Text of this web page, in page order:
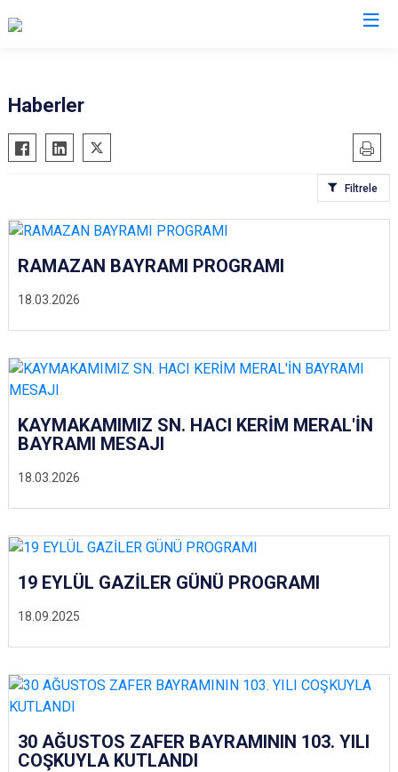
Tillo
Baykan
Kurtalan
Şirvan
Haberler
Filtrele
18.03.2026
RAMAZAN BAYRAMI PROGRAMI
18.03.2026
KAYMAKAMIMIZ SN. HACI KERİM MERAL'İN
BAYRAMI MESAJI
18.09.2025
19 EYLÜL GAZİLER GÜNÜ PROGRAMI
30 AĞUSTOS ZAFER BAYRAMININ 103. YILI
COŞKUYLA KUTLANDI